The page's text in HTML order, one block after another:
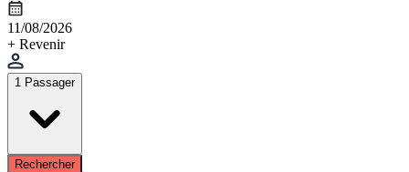
11/08/2026
+ Revenir
1 Passager
Rechercher